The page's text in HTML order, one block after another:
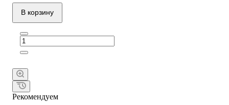
В корзину
Рекомендуем